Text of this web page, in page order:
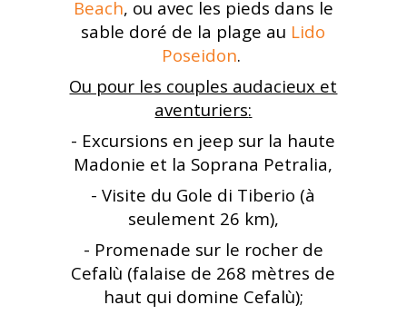
Beach, ou avec les pieds dans le
sable doré de la plage au Lido
Poseidon.
Ou pour les couples audacieux et
aventuriers:
- Excursions en jeep sur la haute
Madonie et la Soprana Petralia,
-Visite du Gole di Tiberio (à
seulement 26 km),
- Promenade sur le rocher de
Cefalù (falaise de 268 mètres de
haut qui domine Cefalù);